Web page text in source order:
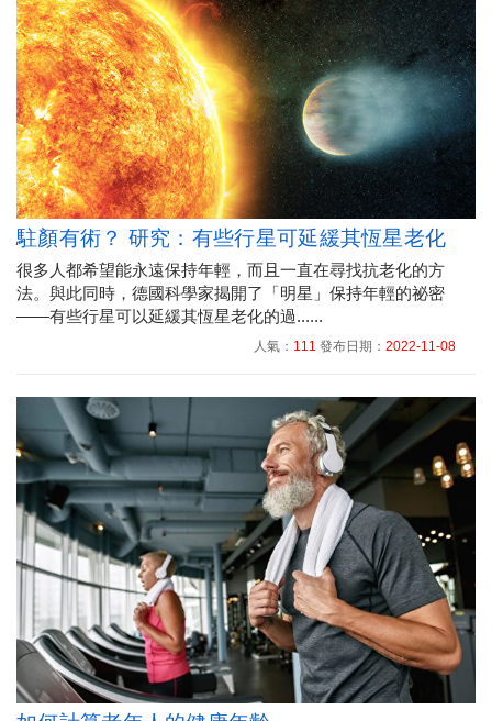
駐顏有術？ 研究：有些行星可延緩其恆星老化
很多人都希望能永遠保持年輕，而且一直在尋找抗老化的方
法。與此同時，德國科學家揭開了「明星」保持年輕的祕密
——有些行星可以延緩其恆星老化的過......
人氣： 111 發布日期： 2022-11-08